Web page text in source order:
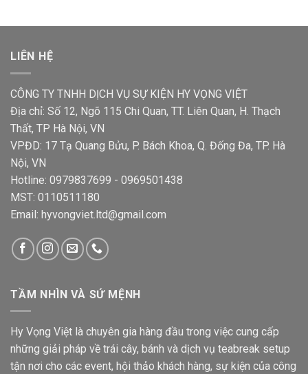
LIÊN HỆ
CÔNG TY TNHH DỊCH VỤ SỰ KIỆN HY VỌNG VIỆT
Địa chỉ: Số 12, Ngõ 115 Chi Quan, TT. Liên Quan, H. Thạch
Thất, TP Hà Nội, VN
VPĐD: 17 Tạ Quang Bửu, P. Bách Khoa, Q. Đống Đa, TP. Hà
Nội, VN
Hotline: 0979837699 - 0969501438
MST: 0110511180
Email: hyvongviet.ltd@gmail.com
TẦM NHÌN VÀ SỨ MỆNH
Hy Vọng Việt là chuyên gia hàng đầu trong việc cung cấp
những giải pháp về trái cây, bánh và dịch vụ teabreak setup
tận nơi cho các event, hội thảo khách hàng, sự kiện của công